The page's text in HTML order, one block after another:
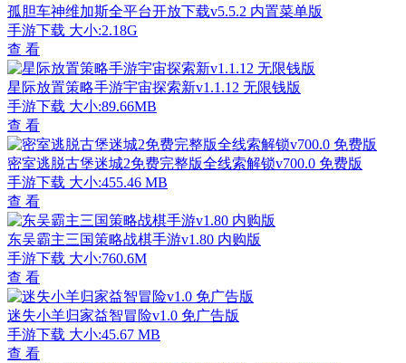
孤胆车神维加斯全平台开放下载v5.5.2 内置菜单版
手游下载 大小:2.18G
查 看
星际放置策略手游宇宙探索新v1.1.12 无限钱版
手游下载 大小:89.66MB
查 看
密室逃脱古堡迷城2免费完整版全线索解锁v700.0 免费版
手游下载 大小:455.46 MB
查 看
东吴霸主三国策略战棋手游v1.80 内购版
手游下载 大小:760.6M
查 看
迷失小羊归家益智冒险v1.0 免广告版
手游下载 大小:45.67 MB
查 看